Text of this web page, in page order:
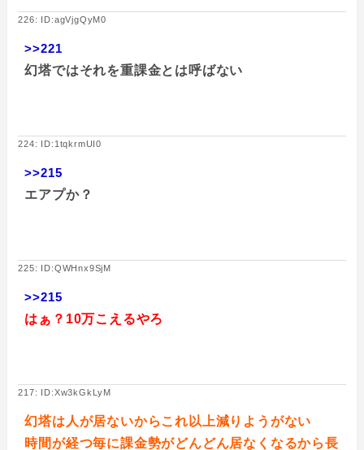
226: ID:agVjgQyM0
>>221
幻塔ではそれを重課金とは呼ばない
224: ID:1tqkrmUI0
>>215
エアプか？
225: ID:QWHnx9SjM
>>215
はぁ？10万こえるやろ
217: ID:Xw3kGkLyM
幻塔は人が居ないからこれ以上減りようがない
時間が経つ毎に課金勢がどんどん居なくなるから長